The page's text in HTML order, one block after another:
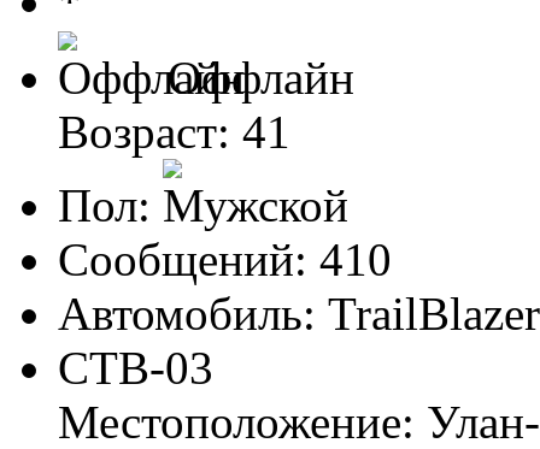
Оффлайн
Возраст: 41
Пол:
Сообщений: 410
Автомобиль:
CTB-03
Местоположение: